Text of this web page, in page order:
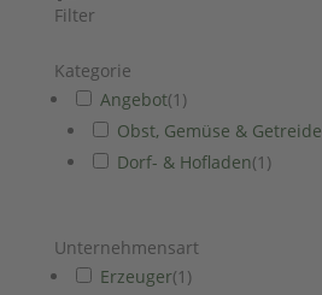
Filter
Kategorie
Angebot(1 )
Obst, Gemüse & Getreide
Dorf- & Hofladen(1 )
Unternehmensart
Erzeuger(1 )